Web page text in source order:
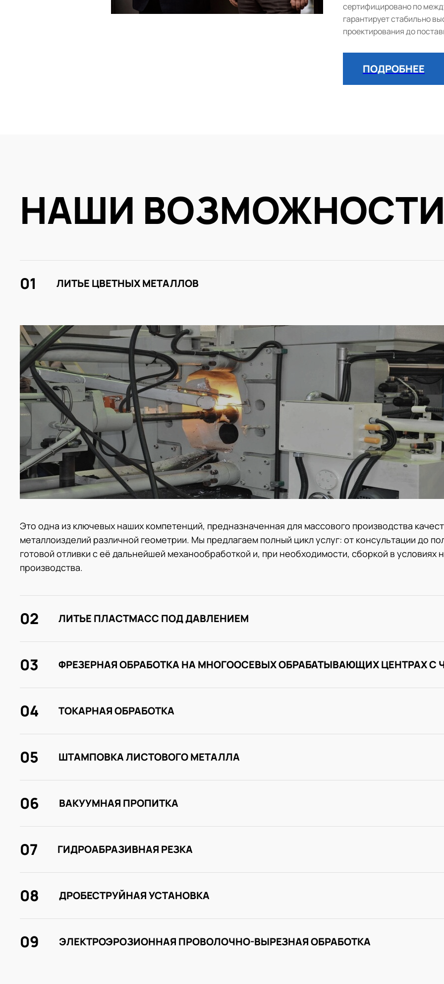
сертифицировано по
гарантирует стабильно
проектирования до
ПОДРОБНЕЕ
НАШИ
ЛИТЬЕ ЦВЕТНЫХ МЕТАЛЛОВ
01
Это одна из ключевых наших компетенций, предназначенная для массового производства
металлоизделий различной геометрии. Мы предлагаем полный цикл услуг: от консультации до
готовой отливки с её дальнейшей механообработкой и, при необходимости, сборкой в условиях
производства.
ЛИТЬЕ ПЛАСТМАСС ПОД ДАВЛЕНИЕМ
02
ФРЕЗЕРНАЯ ОБРАБОТКА НА МНОГООСЕВЫХ ОБРАБАТЫВАЮЩИХ ЦЕНТРАХ С
03
ТОКАРНАЯ ОБРАБОТКА
04
ШТАМПОВКА ЛИСТОВОГО МЕТАЛЛА
05
ВАКУУМНАЯ ПРОПИТКА
06
ГИДРОАБРАЗИВНАЯ РЕЗКА
07
ДРОБЕСТРУЙНАЯ УСТАНОВКА
08
ЭЛЕКТРОЭРОЗИОННАЯ ПРОВОЛОЧНО-ВЫРЕЗНАЯ ОБРАБОТКА
09